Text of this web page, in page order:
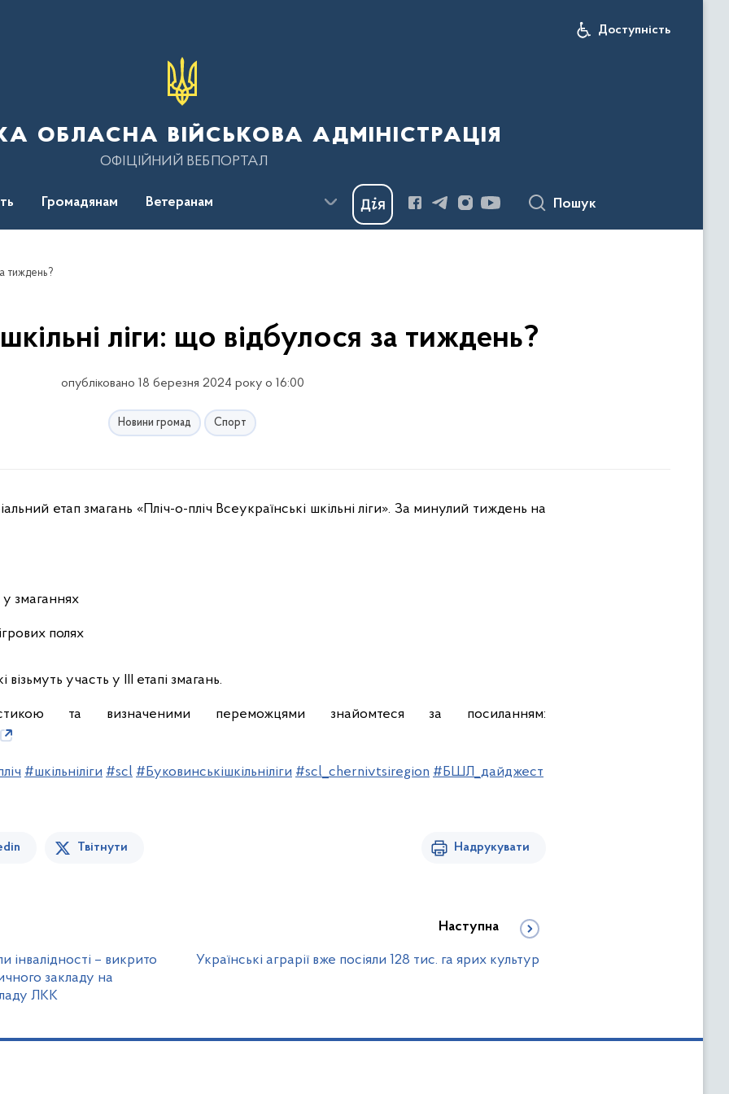
Доступність
обласна військова адміністрація
ОФІЦІЙНИЙ ВЕБПОРТАЛ
Громадянам Ветеранам Пошук
тиждень?
ліги: що відбулося за тиждень?
опубліковано 18 березня 2024 року о 16:00
Новини громад Спорт
змаганнях
полях
участь у ІІІ етапі змагань.
та визначеними переможцями знайомтеся за посиланням:
#шкільніліги #scl #Буковинськішкільніліги #scl_chernivtsiregion #БШЛ_дайджест
Твітнути Надрукувати
– викрито
закладу на
ЛКК
Наступна
Українські аграрії вже посіяли 128 тис. га ярих культур